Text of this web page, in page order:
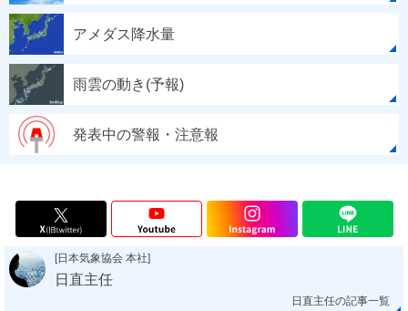
アメダス降水量
雨雲の動き(予報)
発表中の警報・注意報
[日本気象協会 本社]
日直主任
日直主任の記事一覧